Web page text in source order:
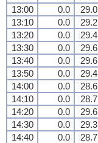
13:00
0.0 29.0
13:10
0.0 29.2
13:20
0.0 29.4
13:30
0.0 29.6
13:40
0.0 29.6
13:50
0.0 29.4
14:00
0.0 28.6
14:10
0.0 28.7
14:20
0.0 29.6
14:30
0.0 29.3
14:40
0.0 28.7